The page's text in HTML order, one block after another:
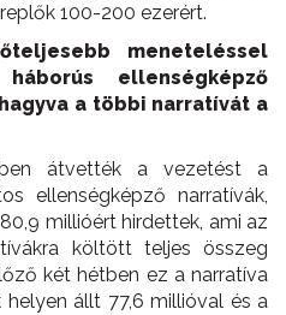
100-200 ezerért.
meneteléssel
ellenségképző
a többi narratívát a
átvették a vezetést a
ellenségképző narratívák,
millióért hirdettek, ami az
költött teljes összeg
két hétben ez a narratíva
állt 77,6 millióval és a